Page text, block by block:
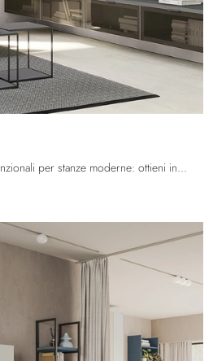
Librerie componibili iper funzionali per stanze moderne: ottieni informazioni sul modello Up&Up Golf A104 della marca Colombini Casa!